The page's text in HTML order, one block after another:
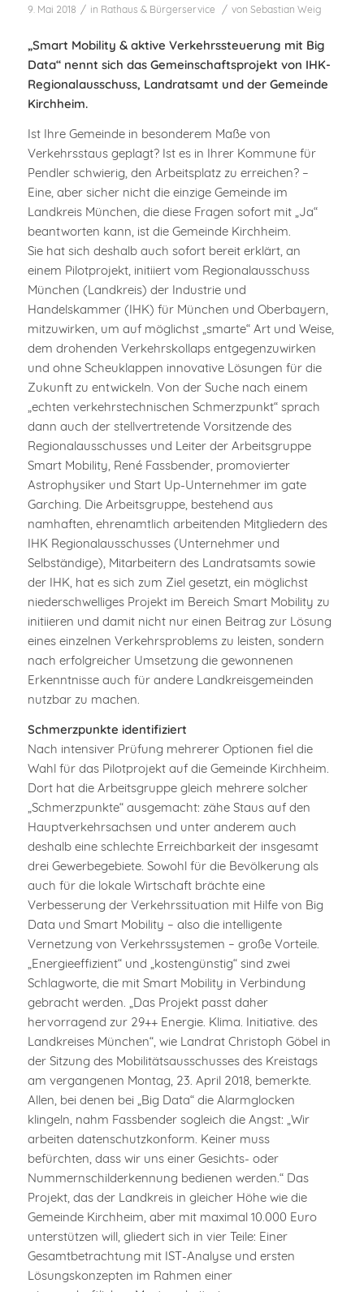
9. Mai 2018 / in Rathaus & Bürgerservice / von Sebastian Weig
„Smart Mobility & aktive Verkehrssteuerung mit Big
Data“ nennt sich das Gemeinschaftsprojekt von IHK-
Regionalausschuss, Landratsamt und der Gemeinde
Kirchheim.
Ist Ihre Gemeinde in besonderem Maße von
Verkehrsstaus geplagt? Ist es in Ihrer Kommune für
Pendler schwierig, den Arbeitsplatz zu erreichen? –
Eine, aber sicher nicht die einzige Gemeinde im
Landkreis München, die diese Fragen sofort mit „Ja“
beantworten kann, ist die Gemeinde Kirchheim.
Sie hat sich deshalb auch sofort bereit erklärt, an
einem Pilotprojekt, initiiert vom Regionalausschuss
München (Landkreis) der Industrie und
Handelskammer (IHK) für München und Oberbayern,
mitzuwirken, um auf möglichst „smarte“ Art und Weise,
dem drohenden Verkehrskollaps entgegenzuwirken
und ohne Scheuklappen innovative Lösungen für die
Zukunft zu entwickeln. Von der Suche nach einem
„echten verkehrstechnischen Schmerzpunkt“ sprach
dann auch der stellvertretende Vorsitzende des
Regionalausschusses und Leiter der Arbeitsgruppe
Smart Mobility, René Fassbender, promovierter
Astrophysiker und Start Up-Unternehmer im gate
Garching. Die Arbeitsgruppe, bestehend aus
namhaften, ehrenamtlich arbeitenden Mitgliedern des
IHK Regionalausschusses (Unternehmer und
Selbständige), Mitarbeitern des Landratsamts sowie
der IHK, hat es sich zum Ziel gesetzt, ein möglichst
niederschwelliges Projekt im Bereich Smart Mobility zu
initiieren und damit nicht nur einen Beitrag zur Lösung
eines einzelnen Verkehrsproblems zu leisten, sondern
nach erfolgreicher Umsetzung die gewonnenen
Erkenntnisse auch für andere Landkreisgemeinden
nutzbar zu machen.
Schmerzpunkte identifiziert
Nach intensiver Prüfung mehrerer Optionen fiel die
Wahl für das Pilotprojekt auf die Gemeinde Kirchheim.
Dort hat die Arbeitsgruppe gleich mehrere solcher
„Schmerzpunkte“ ausgemacht: zähe Staus auf den
Hauptverkehrsachsen und unter anderem auch
deshalb eine schlechte Erreichbarkeit der insgesamt
drei Gewerbegebiete. Sowohl für die Bevölkerung als
auch für die lokale Wirtschaft brächte eine
Verbesserung der Verkehrssituation mit Hilfe von Big
Data und Smart Mobility – also die intelligente
Vernetzung von Verkehrssystemen – große Vorteile.
„Energieeffizient“ und „kostengünstig“ sind zwei
Schlagworte, die mit Smart Mobility in Verbindung
gebracht werden. „Das Projekt passt daher
hervorragend zur 29++ Energie. Klima. Initiative. des
Landkreises München“, wie Landrat Christoph Göbel in
der Sitzung des Mobilitätsausschusses des Kreistags
am vergangenen Montag, 23. April 2018, bemerkte.
Allen, bei denen bei „Big Data“ die Alarmglocken
klingeln, nahm Fassbender sogleich die Angst: „Wir
arbeiten datenschutzkonform. Keiner muss
befürchten, dass wir uns einer Gesichts- oder
Nummernschilderkennung bedienen werden.“ Das
Projekt, das der Landkreis in gleicher Höhe wie die
Gemeinde Kirchheim, aber mit maximal 10.000 Euro
unterstützen will, gliedert sich in vier Teile: Einer
Gesamtbetrachtung mit IST-Analyse und ersten
Lösungskonzepten im Rahmen einer